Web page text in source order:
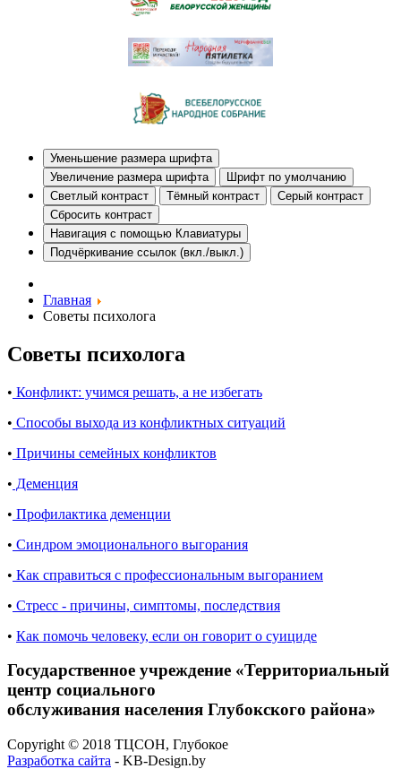
Уменьшение размера шрифта
Увеличение размера шрифта
Шрифт по умолчанию
Светлый контраст
Тёмный контраст
Серый контраст
Сбросить контраст
Навигация с помощью Клавиатуры
Подчёркивание ссылок (вкл./выкл.)
Главная
Советы психолога
Советы психолога
• Конфликт: учимся решать, а не избегать
• Способы выхода из конфликтных ситуаций
• Причины семейных конфликтов
• Деменция
• Профилактика деменции
• Синдром эмоционального выгорания
• Как справиться с профессиональным выгоранием
• Стресс - причины, симптомы, последствия
• Как помочь человеку, если он говорит о суициде
Государственное учреждение «Территориальный
центр социального
обслуживания населения Глубокского района»
Copyright © 2018 ТЦСОН, Глубокое
Разработка сайта - KB-Design.by